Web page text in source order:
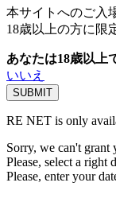
本サイトへのご入
18歳以上の方に限
あなたは18歳以上
いいえ
RE NET is only
Sorry, we can't grant
Please, select a right
Please, enter your